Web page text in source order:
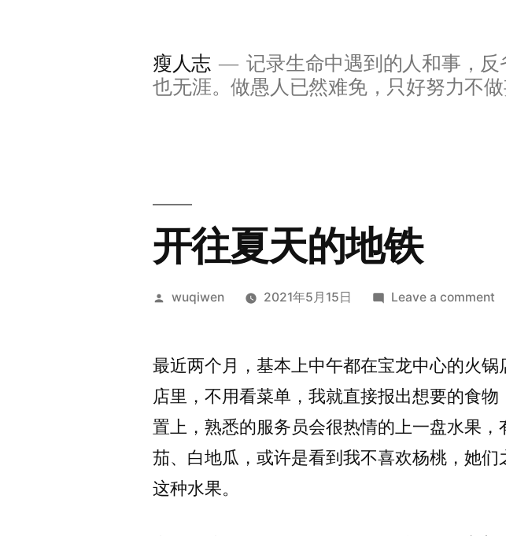
瘦人志
记录生命中遇到的人和事，
也无涯。做愚人已然难免，只好努力不做
开往夏天的地铁
Posted
wuqiwen 2021年5月15日 Leave a commenton
夏
的
地
铁
最近两个月，基本上中午都在宝龙中心的火锅
店里，不用看菜单，我就直接报出想要的食
置上，熟悉的服务员会很热情的上一盘水果，
茄、白地瓜，或许是看到我不喜欢杨桃，她们
这种水果。